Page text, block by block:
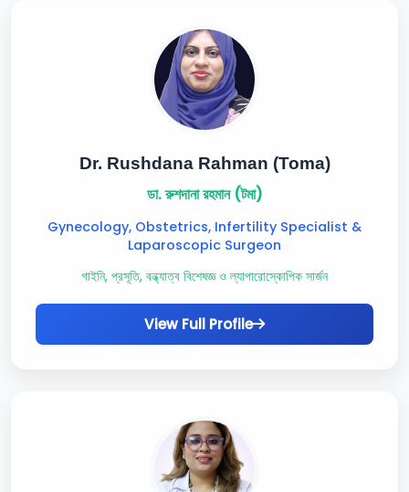
Dr. Rushdana Rahman (Toma)
ডা. রুশদানা রহমান (টমা)
Gynecology, Obstetrics, Infertility Specialist &
Laparoscopic Surgeon
গাইনি, প্রসূতি, বন্ধ্যাত্ব বিশেষজ্ঞ ও ল্যাপারোস্কোপিক সার্জন
View Full Profile